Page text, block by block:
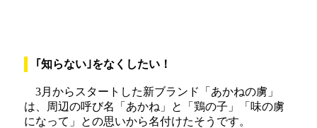
｢知らない｣をなくしたい！
3月からスタートした新ブランド「あかねの虜」
は、周辺の呼び名「あかね」と「鶏の子」「味の虜
になって」との思いから名付けたそうです。